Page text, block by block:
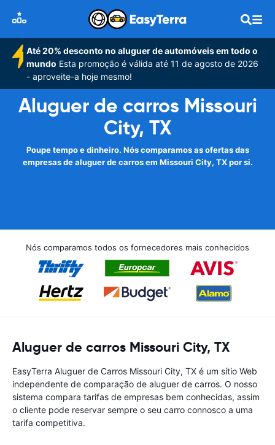
Até 20% desconto no aluguer de automóveis em todo o
mundo Esta promoção é válida até 11 de agosto de 2026
- aproveite-a hoje mesmo!
Aluguer de carros Missouri
City, TX
Poupe tempo e dinheiro. Nós comparamos as ofertas das
empresas de aluguer de carros em Missouri City, TX por si.
Nós comparamos todos os fornecedores mais conhecidos
Aluguer de carros Missouri City, TX
EasyTerra Aluguer de Carros Missouri City, TX é um sítio Web
independente de comparação de aluguer de carros. O nosso
sistema compara tarifas de empresas bem conhecidas, assim
o cliente pode reservar sempre o seu carro connosco a uma
tarifa competitiva.